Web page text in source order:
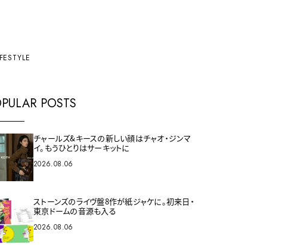
POSTS
チャールズ&キースの新しい顔はチャオ・ジンマ
イ。もうひとりはサーキットに
2026.08.06
ストーンズのライヴ盤8作が紙ジャケに。初来日・
東京ドームの音源も入る
2026.08.06